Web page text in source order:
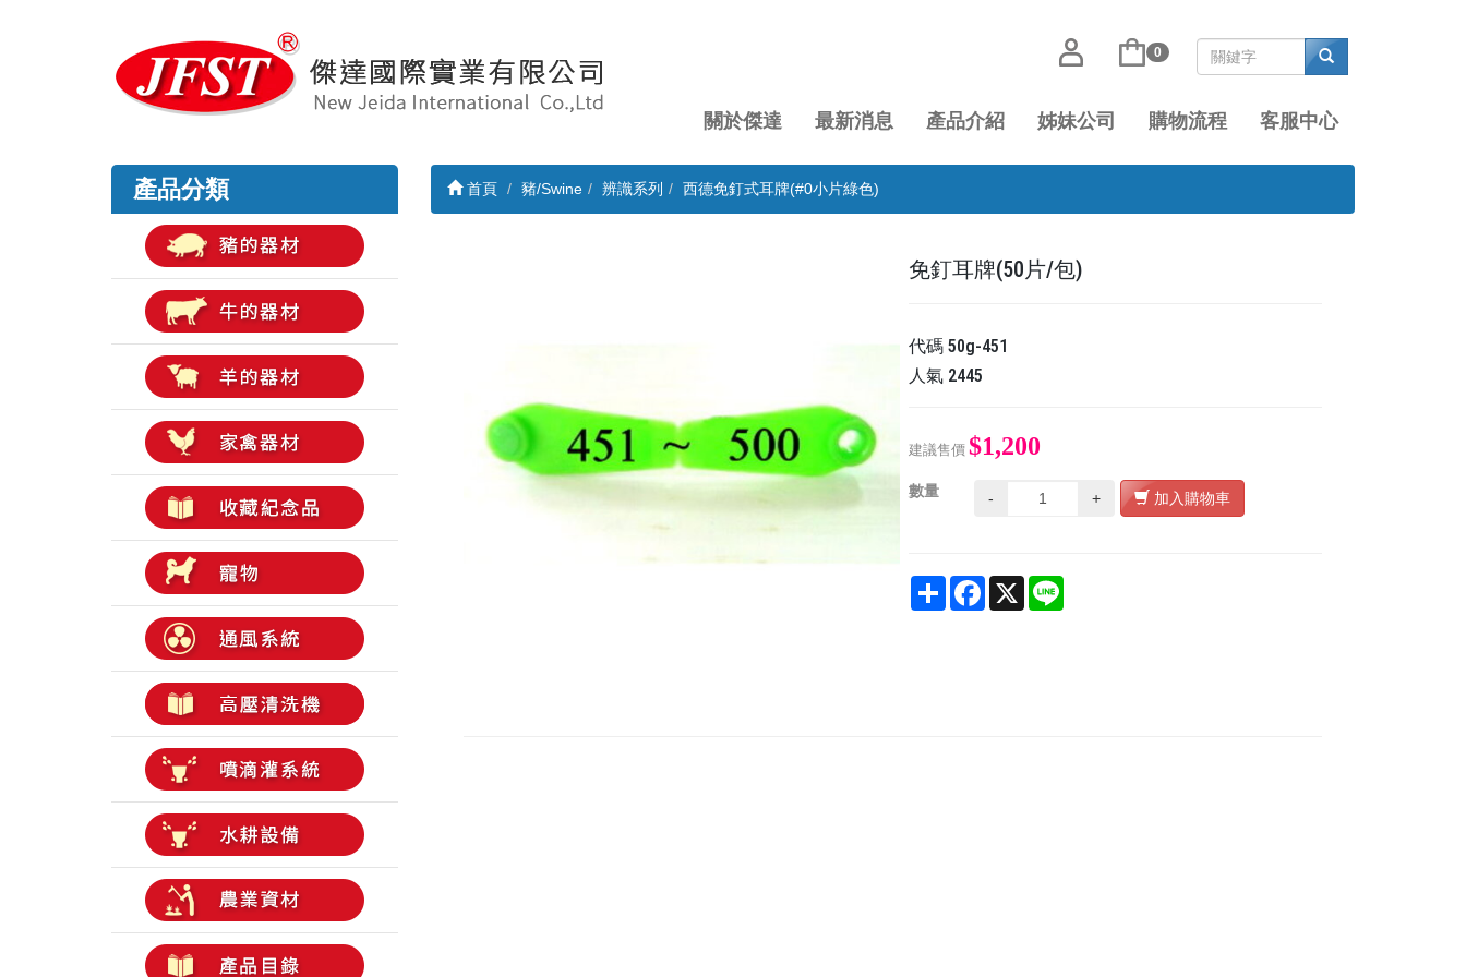
0
關於傑達 最新消息 產品介紹 姊妹公司 購物流程 客服中心
產品分類 首頁 豬/Swine 辨識系列 西德免釘式耳牌(#0小片綠色)
免釘耳牌(50片/包)
代碼50g-451
人氣 2445
建議售價 $1,200
數量 - + 加入購物車
Share Facebook
X